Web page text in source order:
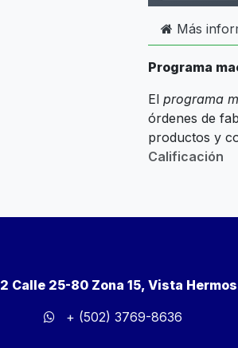
Más
Programa
El programa
órdenes de
productos y
Calificación
2 Calle 25-80 Zona 15, Vista
+ (502) 3769-8636